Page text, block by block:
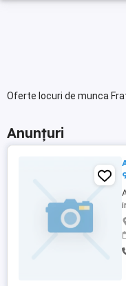
Oferte locuri de munca
Anunțuri